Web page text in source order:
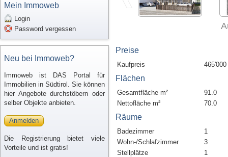
Mein Immoweb
Login
Password vergessen
Neu bei Immoweb?
Immoweb ist DAS Portal für
Immobilien in Südtirol. Sie können
hier Angebote durchstöbern oder
selber Objekte anbieten.
Anmelden
Die Registrierung bietet viele
Vorteile und ist gratis!
Preise
Kaufpreis 465'000
Flächen
Gesamtfläche m²
91.0
Nettofläche m²
70.0
Räume
Badezimmer
1
Wohn-/Schlafzimmer
3
Stellplätze
1